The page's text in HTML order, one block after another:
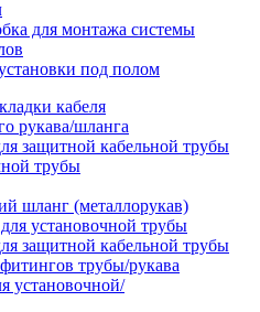
для монтажа системы
под полом
кабеля
рукава/шланга
защитной кабельной трубы
трубы
шланг (металлорукав)
установочной трубы
защитной кабельной трубы
трубы/рукава
установочной/